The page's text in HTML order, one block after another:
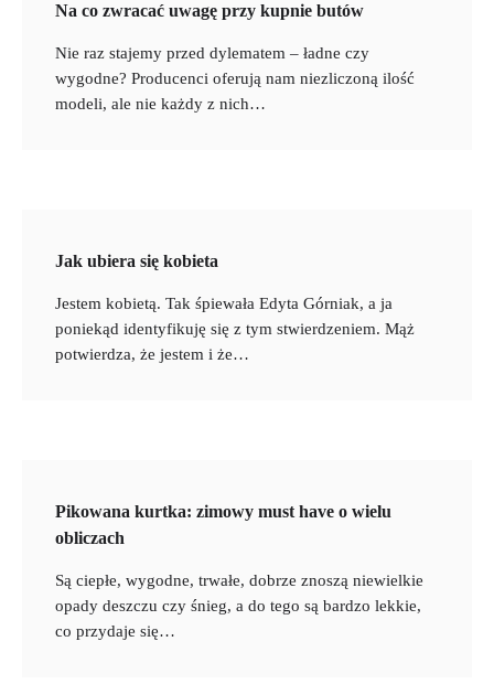
Na co zwracać uwagę przy kupnie butów
Nie raz stajemy przed dylematem – ładne czy
wygodne? Producenci oferują nam niezliczoną ilość
modeli, ale nie każdy z nich…
Jak ubiera się kobieta
Jestem kobietą. Tak śpiewała Edyta Górniak, a ja
poniekąd identyfikuję się z tym stwierdzeniem. Mąż
potwierdza, że jestem i że…
Pikowana kurtka: zimowy must have o wielu
obliczach
Są ciepłe, wygodne, trwałe, dobrze znoszą niewielkie
opady deszczu czy śnieg, a do tego są bardzo lekkie,
co przydaje się…